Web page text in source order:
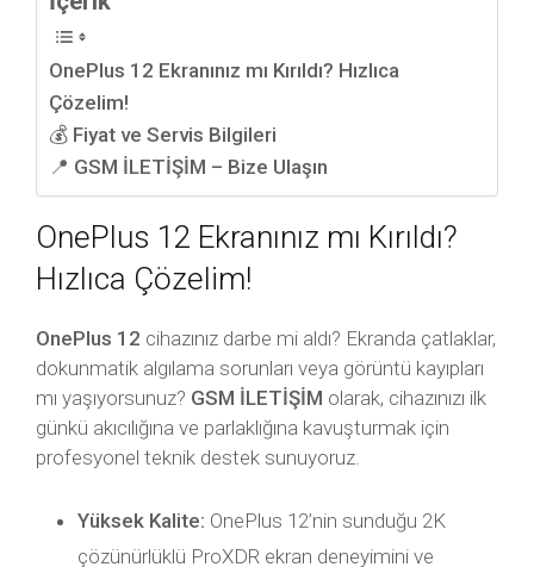
OnePlus 12 Ekranınız mı Kırıldı? Hızlıca
Çözelim!
💰 Fiyat ve Servis Bilgileri
📍 GSM İLETİŞİM – Bize Ulaşın
OnePlus 12 Ekranınız mı Kırıldı?
Hızlıca Çözelim!
OnePlus 12 cihazınız darbe mi aldı? Ekranda çatlaklar,
dokunmatik algılama sorunları veya görüntü kayıpları
mı yaşıyorsunuz? GSM İLETİŞİM olarak, cihazınızı ilk
günkü akıcılığına ve parlaklığına kavuşturmak için
profesyonel teknik destek sunuyoruz.
Yüksek Kalite: OnePlus 12’nin sunduğu 2K
çözünürlüklü ProXDR ekran deneyimini ve